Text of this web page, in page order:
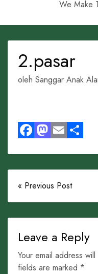
We Make
2.pasar
oleh Sanggar Anak
« Previous Post
Leave a Reply
Your email address
fields are marked *